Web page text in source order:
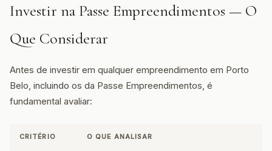
Investir na Passe Empreendimentos — O
Que Considerar
Antes de investir em qualquer empreendimento em Porto
Belo, incluindo os da Passe Empreendimentos, é
fundamental avaliar:
CRITÉRIO O QUE ANALISAR